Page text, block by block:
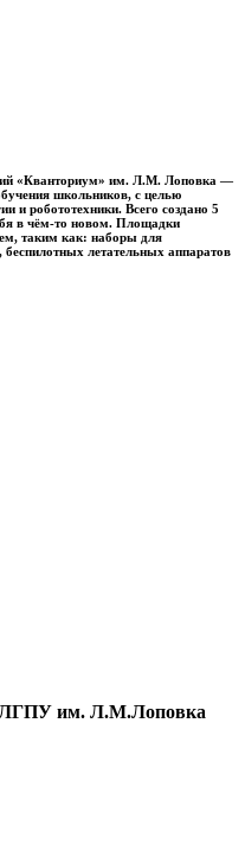
«Кванториум» им. Л.М. Лоповка —
школьников, с целью
и робототехники. Всего создано 5
в чём-то новом. Площадки
таким как: наборы для
летательных аппаратов
ЛГПУ им. Л.М.Лоповка